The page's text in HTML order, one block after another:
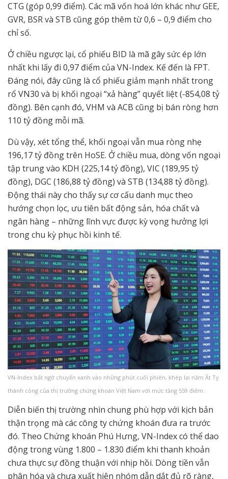
CTG (góp 0,99 điểm). Các mã vốn hoá lớn khác như GEE,
GVR, BSR và STB cũng góp thêm từ 0,6 – 0,9 điểm cho
chỉ số.
Ở chiều ngược lại, cổ phiếu BID là mã gây sức ép lớn
nhất khi lấy đi 0,97 điểm của VN-Index. Kế đến là FPT.
Đáng nói, đây cũng là cổ phiếu giảm mạnh nhất trong
rổ VN30 và bị khối ngoại “xả hàng” quyết liệt (-854,08 tỷ
đồng). Bên cạnh đó, VHM và ACB cũng bị bán ròng hơn
110 tỷ đồng mỗi mã.
Dù vậy, xét tổng thể, khối ngoại vẫn mua ròng nhẹ
196,17 tỷ đồng trên HoSE. Ở chiều mua, dòng vốn ngoại
tập trung vào KDH (225,14 tỷ đồng), VIC (189,95 tỷ
đồng), DGC (186,88 tỷ đồng) và STB (134,88 tỷ đồng).
Động thái này cho thấy sự cơ cấu danh mục theo
hướng chọn lọc, ưu tiên bất động sản, hóa chất và
ngân hàng – những lĩnh vực được kỳ vọng hưởng lợi
trong chu kỳ phục hồi kinh tế.
VN-Index bất ngờ chuyển xanh vào những phút cuối phiên, khép lại năm Ất Tỵ
thành công của thị trường chứng khoán Việt Nam với mức tăng 559 điểm.
Diễn biến thị trường nhìn chung phù hợp với kịch bản
thận trọng mà các công ty chứng khoán đưa ra trước
đó. Theo Chứng khoán Phú Hưng, VN-Index có thể dao
động trong vùng 1.800 – 1.830 điểm khi thanh khoản
chưa thực sự đồng thuận với nhịp hồi. Dòng tiền vẫn
phân hóa và chưa xuất hiện nhóm dẫn dắt đủ rõ ràng,